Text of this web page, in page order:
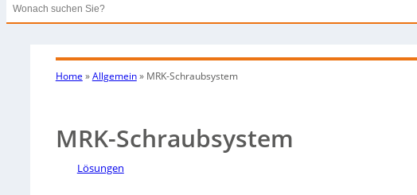
Search
Home »Allgemein» MRK-Schraubsystem
MRK-Schraubsystem
Lösungen